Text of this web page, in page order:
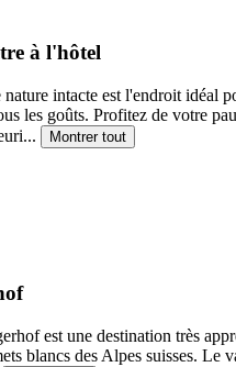
à l'hôtel
intacte est l'endroit idéal
les goûts. Profitez de votre
... Montrer tout
est une destination très
blancs des Alpes suisses. Le